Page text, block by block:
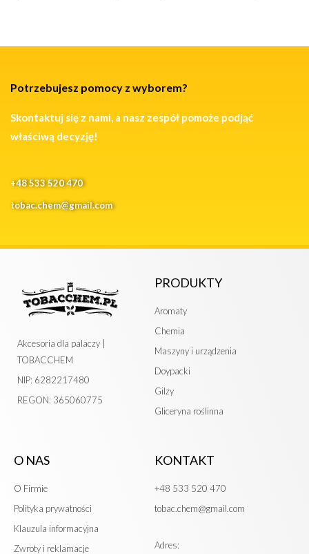
Potrzebujesz pomocy z wyborem?
Skontaktuj się z nami, a nasz zespół pomoże podjąć
właściwą decyzję!
+48 533 520 470
tobac.chem@gmail.com
Akcesoria dla palaczy |
TOBACCHEM
NIP: 6282217480
REGON: 365060775
PRODUKTY
Aromaty
Chemia
Maszyny i urządzenia
Doypacki
Gilzy
Gliceryna roślinna
O NAS
O Firmie
Polityka prywatności
Klauzula informacyjna
Zwroty i reklamacje
KONTAKT
+48 533 520 470
tobac.chem@gmail.com
Adres: